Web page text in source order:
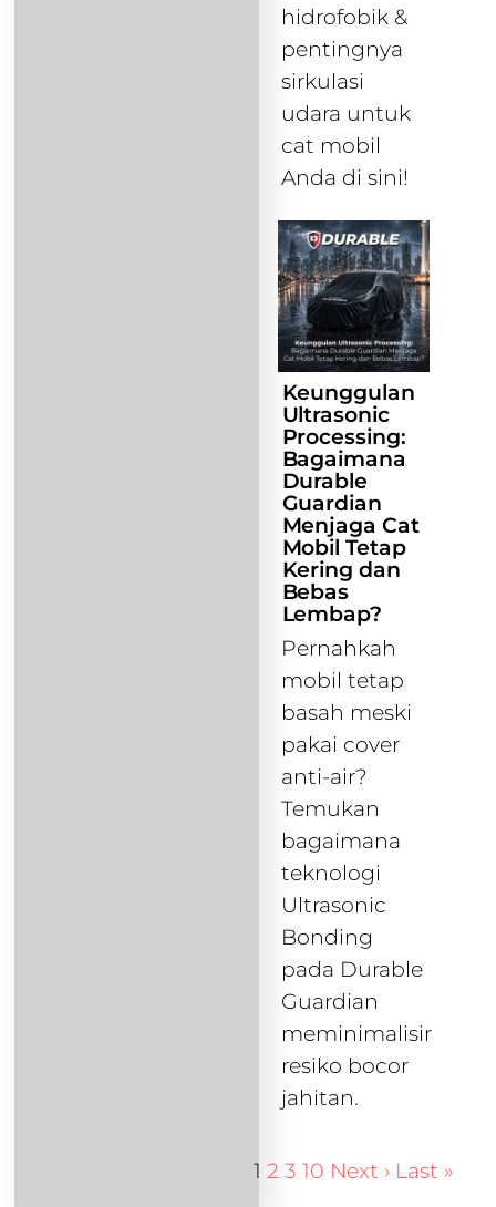
hidrofobik &
pentingnya
sirkulasi
udara untuk
cat mobil
Anda di sini!
Keunggulan
Ultrasonic
Processing:
Bagaimana
Durable
Guardian
Menjaga Cat
Mobil Tetap
Kering dan
Bebas
Lembap?
Pernahkah
mobil tetap
basah meski
pakai cover
anti-air?
Temukan
bagaimana
teknologi
Ultrasonic
Bonding
pada Durable
Guardian
meminimalisir
resiko bocor
jahitan.
1 2 3 10 Next › Last »